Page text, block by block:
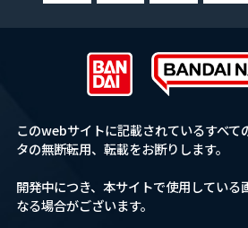
このwebサイトに記載されているすべて
タの無断転用、転載をお断りします。
開発中につき、本サイトで使用している
なる場合がございます。